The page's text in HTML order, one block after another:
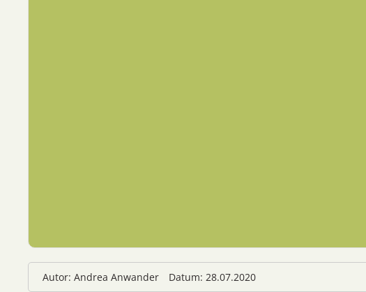
Autor: Andrea Anwander Datum: 28.07.2020